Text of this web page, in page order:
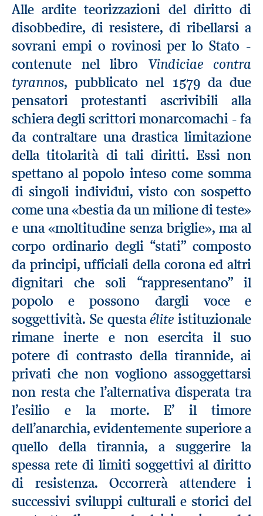
Alle ardite teorizzazioni del diritto di
disobbedire, di resistere, di ribellarsi a
sovrani empi o rovinosi per lo Stato -
contenute nel libro Vindiciae contra
tyrannos, pubblicato nel 1579 da due
pensatori protestanti ascrivibili alla
schiera degli scrittori monarcomachi - fa
da contraltare una drastica limitazione
della titolarità di tali diritti. Essi non
spettano al popolo inteso come somma
di singoli individui, visto con sospetto
come una «bestia da un milione di teste»
e una «moltitudine senza briglie», ma al
corpo ordinario degli “stati” composto
da principi, ufficiali della corona ed altri
dignitari che soli “rappresentano” il
popolo e possono dargli voce e
soggettività. Se questaélite istituzionale
rimane inerte e non esercita il suo
potere di contrasto della tirannide, ai
privati che non vogliono assoggettarsi
non resta che l’alternativa disperata tra
l’esilio e la morte. E’ il timore
dell’anarchia, evidentemente superiore a
quello della tirannia, a suggerire la
spessa rete di limiti soggettivi al diritto
di resistenza. Occorrerà attendere i
successivi sviluppi culturali e storici del